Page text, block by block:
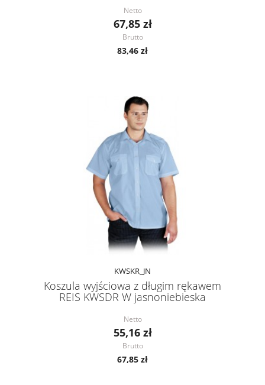
Netto
67,85 zł
Brutto
83,46 zł
KWSKR_JN
Koszula wyjściowa z długim rękawem
REIS KWSDR W jasnoniebieska
Netto
55,16 zł
Brutto
67,85 zł